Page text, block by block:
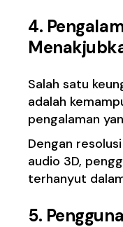
4.
Salah satu
adalah
pengalaman
Dengan
audio 3D,
terhanyut
5.